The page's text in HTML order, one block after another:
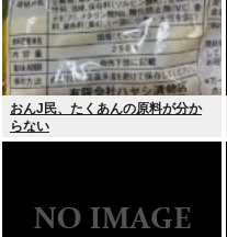
おんJ民、たくあんの原料が分か
らない